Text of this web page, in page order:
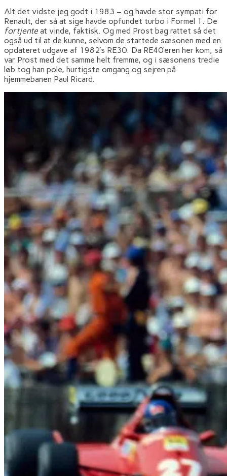
Alt det vidste jeg godt i 1983 – og havde stor sympati for
Renault, der så at sige havde opfundet turbo i Formel 1. De
fortjente at vinde, faktisk. Og med Prost bag rattet så det
også ud til at de kunne, selvom de startede sæsonen med en
opdateret udgave af 1982’s RE30. Da RE40’eren her kom, så
var Prost med det samme helt fremme, og i sæsonens tredie
løb tog han pole, hurtigste omgang og sejren på
hjemmebanen Paul Ricard.